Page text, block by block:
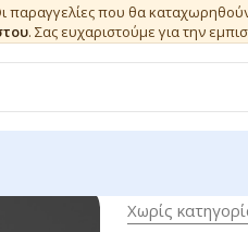
παραγγελίες που θα
. Σας ευχαριστούμε για την
Χωρίς